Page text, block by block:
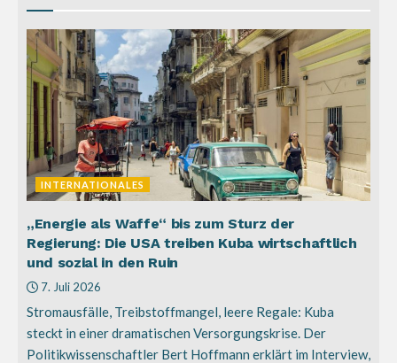
INTERNATIONALES
„Energie als Waffe“ bis zum Sturz der
Regierung: Die USA treiben Kuba wirtschaftlich
und sozial in den Ruin
7. Juli 2026
Stromausfälle, Treibstoffmangel, leere Regale: Kuba
steckt in einer dramatischen Versorgungskrise. Der
Politikwissenschaftler Bert Hoffmann erklärt im Interview,